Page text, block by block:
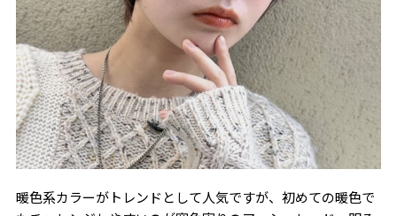
暖色系カラーがトレンドとして人気ですが、初めての暖色で